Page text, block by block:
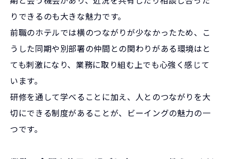
りできるのも大きな魅力です。
前職のホテルでは横のつながりが少なかったため、こ
うした同期や別部署の仲間との関わりがある環境はと
ても刺激になり、業務に取り組む上でも心強く感じて
います。
研修を通して学べることに加え、人とのつながりを大
切にできる制度があることが、ビーイングの魅力の一
つです。